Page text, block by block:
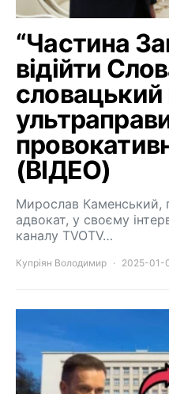
“Частина
відійти
словацький
(ВІДЕО)
Мирослав Каменський,
адвокат, у своєму
каналу TVOTV…
Купріян Володимир 2025-01-